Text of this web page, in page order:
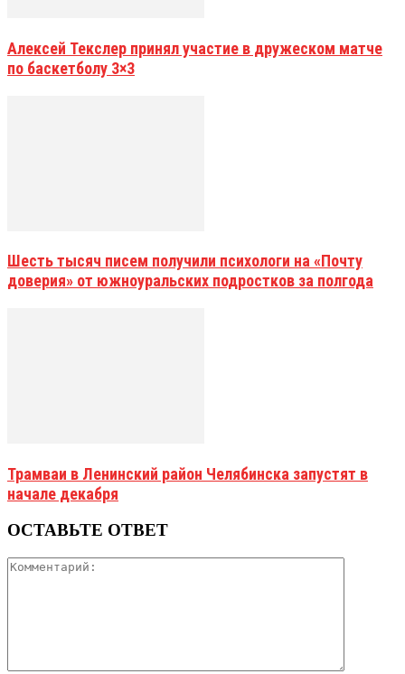
Алексей Текслер принял участие в дружеском матче
по баскетболу 3×3
Шесть тысяч писем получили психологи на «Почту
доверия» от южноуральских подростков за полгода
Трамваи в Ленинский район Челябинска запустят в
начале декабря
ОСТАВЬТЕ ОТВЕТ